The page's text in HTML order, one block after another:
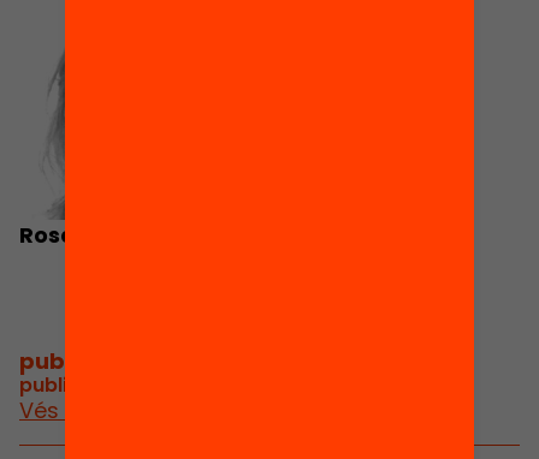
Rosa Artigal
publicacions i vídeos
publicacions i vídeos relacionats
Vés a publicacions i vídeos